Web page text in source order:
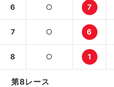
6 ○ 7
7 ○ 6
8 ○ 1
第8レース